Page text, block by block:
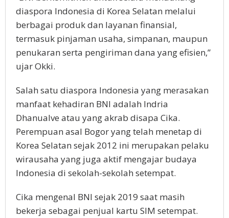
diaspora Indonesia di Korea Selatan melalui
berbagai produk dan layanan finansial,
termasuk pinjaman usaha, simpanan, maupun
penukaran serta pengiriman dana yang efisien,”
ujar Okki.
Salah satu diaspora Indonesia yang merasakan
manfaat kehadiran BNI adalah Indria
Dhanualve atau yang akrab disapa Cika.
Perempuan asal Bogor yang telah menetap di
Korea Selatan sejak 2012 ini merupakan pelaku
wirausaha yang juga aktif mengajar budaya
Indonesia di sekolah-sekolah setempat.
Cika mengenal BNI sejak 2019 saat masih
bekerja sebagai penjual kartu SIM setempat.